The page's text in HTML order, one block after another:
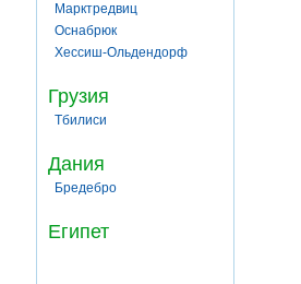
Марктредвиц
Оснабрюк
Хессиш-Ольдендорф
Грузия
Тбилиси
Дания
Бредебро
Египет